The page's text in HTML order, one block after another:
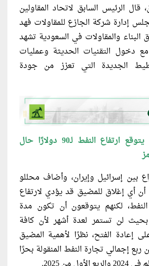
الرئيس السابق لاتحاد المقاولين
إدارة شركة الجازع للمقاولات فهد
والمقاولات في السعودية تشهد
دخول التقنيات الحديثة وعمليات
الجديدة التي تعزز من جودة
“سيتي جروب” يتوقع ارتفاع النفط لـ90 دولارًا حال
بين إسرائيل وإيران، وأضاف محللو
أي إغلاق للمضيق قد يؤدي لارتفاع
لكنهم يتوقعون أن تكون مدة
لن تستمر لعدة أشهر لأن كافة
إعادة الفتح، نظرًا لأهمية المضيق
إجمالي تجارة النفط المنقولة بحرًا